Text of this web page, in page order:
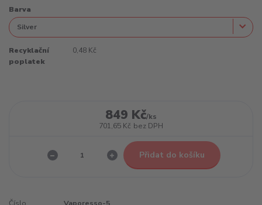
Barva
Recyklační
poplatek
0,48 Kč
849 Kč/ks
701,65 Kč bez DPH
Přidat do košíku